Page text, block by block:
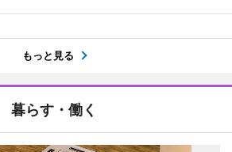
もっと見る
暮らす・働く